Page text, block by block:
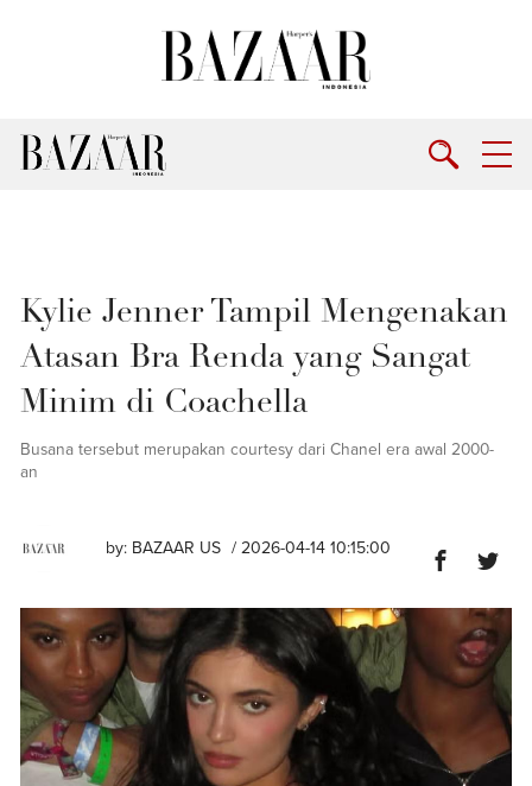
Kylie Jenner Tampil Mengenakan
Atasan Bra Renda yang Sangat
Minim di Coachella
Busana tersebut merupakan courtesy dari Chanel era awal 2000-
an
by: BAZAAR US / 2026-04-14 10:15:00